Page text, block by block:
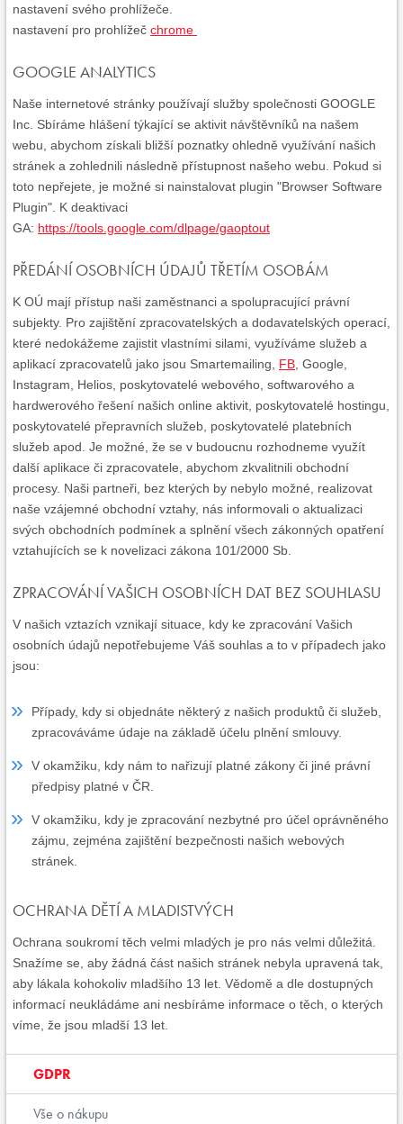
nastavení svého prohlížeče.
nastavení pro prohlížeč chrome
GOOGLE ANALYTICS
Naše internetové stránky používají služby společnosti GOOGLE
Inc. Sbíráme hlášení týkající se aktivit návštěvníků na našem
webu, abychom získali bližší poznatky ohledně využívání našich
stránek a zohlednili následně přístupnost našeho webu. Pokud si
toto nepřejete, je možné si nainstalovat plugin "Browser Software
Plugin". K deaktivaci
GA: https://tools.google.com/dlpage/gaoptout
PŘEDÁNÍ OSOBNÍCH ÚDAJŮ TŘETÍM OSOBÁM
K OÚ mají přístup naši zaměstnanci a spolupracující právní
subjekty. Pro zajištění zpracovatelských a dodavatelských operací,
které nedokážeme zajistit vlastními silami, využíváme služeb a
aplikací zpracovatelů jako jsou Smartemailing, FB , Google,
Instagram, Helios, poskytovatelé webového, softwarového a
hardwerového řešení našich online aktivit, poskytovatelé hostingu,
poskytovatelé přepravních služeb, poskytovatelé platebních
služeb apod. Je možné, že se v budoucnu rozhodneme využít
další aplikace či zpracovatele, abychom zkvalitnili obchodní
procesy. Naši partneři, bez kterých by nebylo možné, realizovat
naše vzájemné obchodní vztahy, nás informovali o aktualizaci
svých obchodních podmínek a splnění všech zákonných opatření
vztahujících se k novelizaci zákona 101/2000 Sb.
ZPRACOVÁNÍ VAŠICH OSOBNÍCH DAT BEZ SOUHLASU
V našich vztazích vznikají situace, kdy ke zpracování Vašich
osobních údajů nepotřebujeme Váš souhlas a to v případech jako
jsou:
Případy, kdy si objednáte některý z našich produktů či služeb,
zpracováváme údaje na základě účelu plnění smlouvy.
V okamžiku, kdy nám to nařizují platné zákony či jiné právní
předpisy platné v ČR.
V okamžiku, kdy je zpracování nezbytné pro účel oprávněného
zájmu, zejména zajištění bezpečnosti našich webových
stránek.
OCHRANA DĚTÍ A MLADISTVÝCH
Ochrana soukromí těch velmi mladých je pro nás velmi důležitá.
Snažíme se, aby žádná část našich stránek nebyla upravená tak,
aby lákala kohokoliv mladšího 13 let. Vědomě a dle dostupných
informací neukládáme ani nesbíráme informace o těch, o kterých
víme, že jsou mladší 13 let.
GDPR
Vše o nákupu